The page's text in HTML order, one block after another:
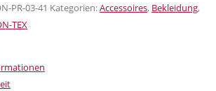
PR-03-41 Kategorien:Accessoires, Bekleidung,
TEX